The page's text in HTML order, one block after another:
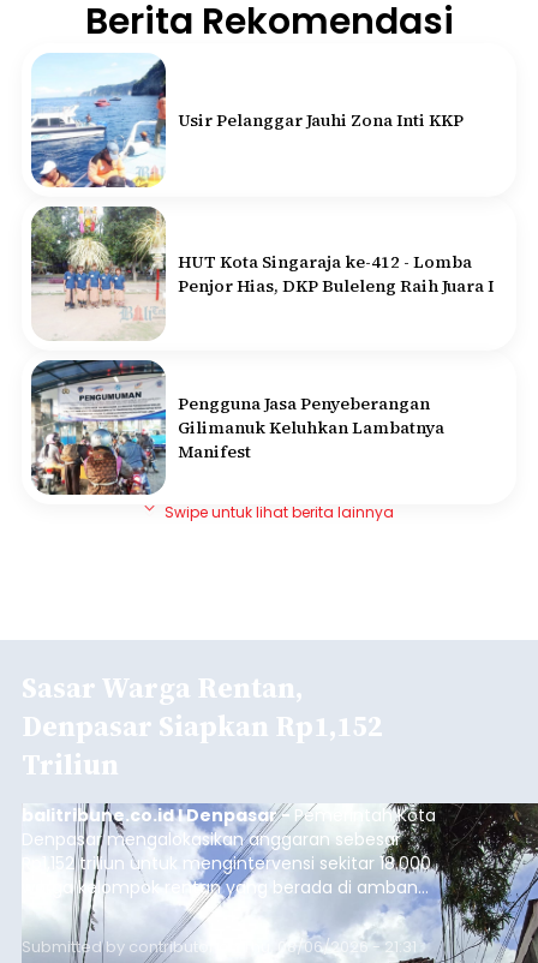
Berita Rekomendasi
Usir Pelanggar Jauhi Zona Inti KKP
HUT Kota Singaraja ke-412 - Lomba
Penjor Hias, DKP Buleleng Raih Juara I
Pengguna Jasa Penyeberangan
Gilimanuk Keluhkan Lambatnya
Manifest
Swipe untuk lihat berita lainnya
Sasar Warga Rentan,
Denpasar Siapkan Rp1,152
Triliun
balitribune.co.id I Denpasar - Pemerintah Kota
Denpasar mengalokasikan anggaran sebesar
Rp1,152 triliun untuk mengintervensi sekitar 18.000
warga kelompok rentan yang berada di ambang
garis kemiskinan. Langkah strategis ini diambil
guna menjaga masyarakat yang berada pada
Submitted by contributor Thu, 08/06/2026 - 21:31